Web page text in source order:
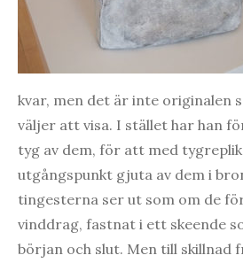
kvar, men det är inte originalen
väljer att visa. I stället har han
tyg av dem, för att med
utgångspunkt gjuta av dem i
tingesterna ser ut som om de
vinddrag, fastnat i ett skeende
början och slut. Men till skillnad